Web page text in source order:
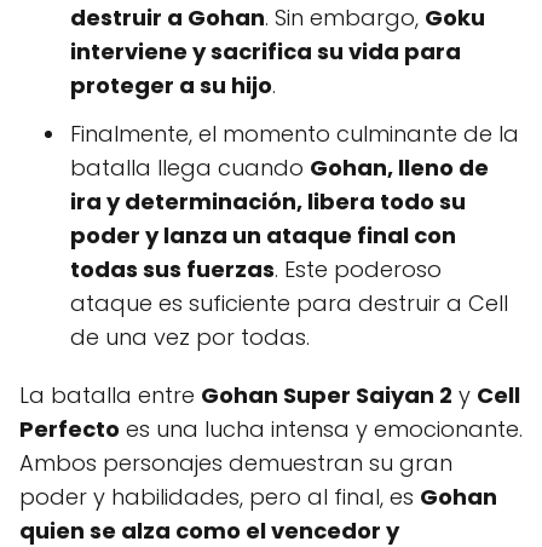
destruir a Gohan. Sin embargo, Goku
interviene y sacrifica su vida para
proteger a su hijo.
Finalmente, el momento culminante de la
batalla llega cuando Gohan, lleno de
ira y determinación, libera todo su
poder y lanza un ataque final con
todas sus fuerzas. Este poderoso
ataque es suficiente para destruir a Cell
de una vez por todas.
La batalla entre Gohan Super Saiyan 2 y Cell
Perfecto es una lucha intensa y emocionante.
Ambos personajes demuestran su gran
poder y habilidades, pero al final, es Gohan
quien se alza como el vencedor y